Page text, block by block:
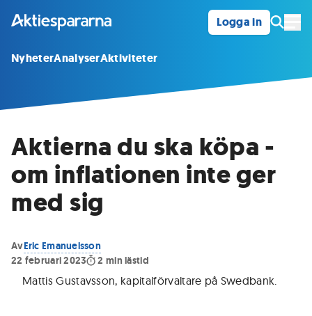
Logga in
NyheterAnalyserAktiviteter
Aktierna du ska köpa -
om inflationen inte ger
med sig
AvEric Emanuelsson
22 februari 2023
2 min lästid
Mattis Gustavsson, kapitalförvaltare på Swedbank.